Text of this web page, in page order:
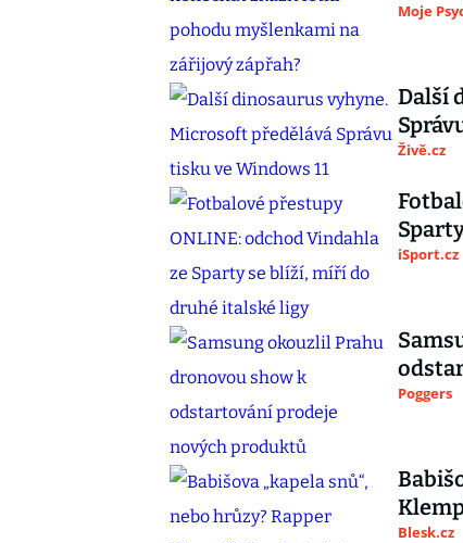
Moje
Další
Živě.cz
iSport.cz
Poggers
Blesk.cz